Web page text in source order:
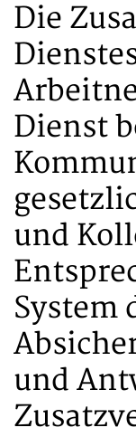
Die
Dienst
und
System
und